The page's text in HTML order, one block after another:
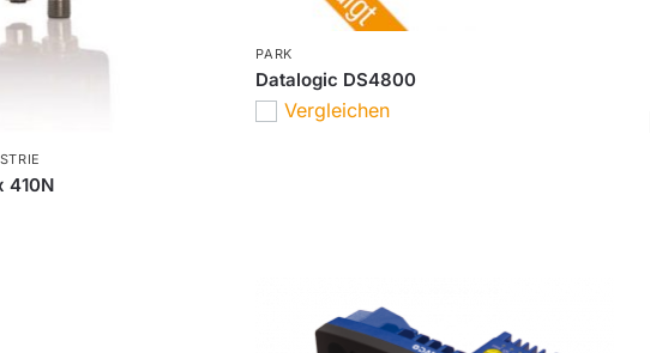
410N
PARK
Datalogic DS4800
Vergleichen